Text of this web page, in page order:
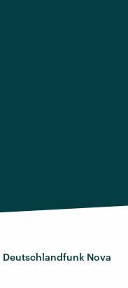
Deutschlandfunk Nova